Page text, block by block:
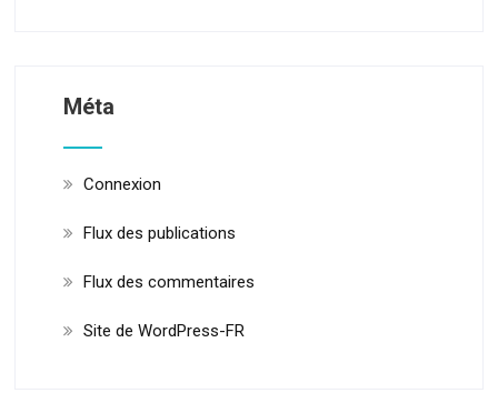
Méta
Connexion
Flux des publications
Flux des commentaires
Site de WordPress-FR